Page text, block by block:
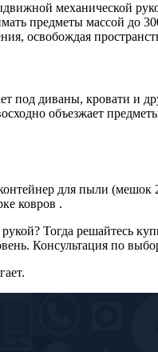
механической
предметы массой
освобождая
под диваны, кровати и
объезжает
для пыли
ковров .
Тогда решайтесь
Консультация по